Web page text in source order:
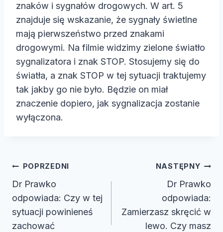
o
znaków i sygnałów drogowych. W art. 5
znajduje się wskazanie, że sygnały świetlne
mają pierwszeństwo przed znakami
drogowymi. Na filmie widzimy zielone światło
sygnalizatora i znak STOP. Stosujemy się do
światła, a znak STOP w tej sytuacji traktujemy
tak jakby go nie było. Będzie on miał
znaczenie dopiero, jak sygnalizacja zostanie
wyłączona.
Nawigacja
wpisu
POPRZEDNI
Dr Prawko
odpowiada: Czy w tej
sytuacji powinieneś
zachować
NASTĘPNY
Dr Prawko
odpowiada:
Zamierzasz skręcić w
lewo. Czy masz